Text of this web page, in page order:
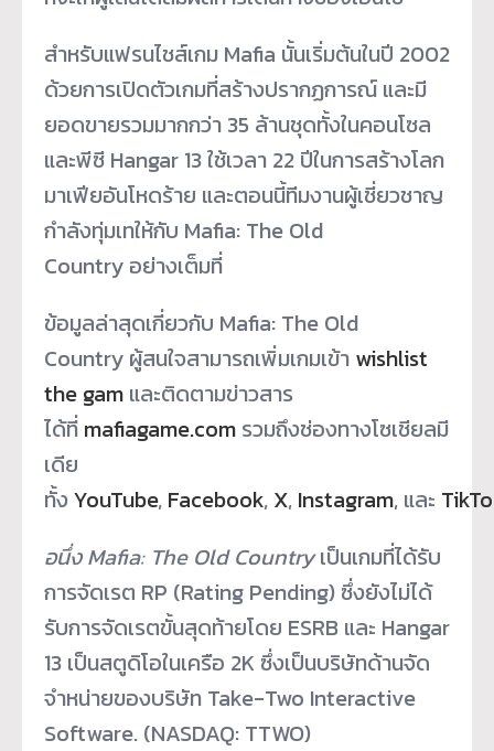
สำหรับแฟรนไชส์เกม Mafia นั้นเริ่มต้นในปี 2002
ด้วยการเปิดตัวเกมที่สร้างปรากฏการณ์ และมี
ยอดขายรวมมากกว่า 35 ล้านชุดทั้งในคอนโซล
และพีซี Hangar 13 ใช้เวลา 22 ปีในการสร้างโลก
มาเฟียอันโหดร้าย และตอนนี้ทีมงานผู้เชี่ยวชาญ
กำลังทุ่มเทให้กับ Mafia: The Old
Country อย่างเต็มที่
ข้อมูลล่าสุดเกี่ยวกับ Mafia: The Old
Country ผู้สนใจสามารถเพิ่มเกมเข้า wishlist
the gam และติดตามข่าวสาร
ได้ที่ mafiagame.com รวมถึงช่องทางโซเชียลมี
เดีย
ทั้ง YouTube, Facebook, X, Instagram, และ
อนึ่งMafia: The Old Countryเป็นเกมที่ได้รับ
การจัดเรต RP (Rating Pending) ซึ่งยังไม่ได้
รับการจัดเรตขั้นสุดท้ายโดย ESRB และ Hangar
13 เป็นสตูดิโอในเครือ 2K ซึ่งเป็นบริษัทด้านจัด
จำหน่ายของบริษัท Take-Two Interactive
Software. (NASDAQ: TTWO)